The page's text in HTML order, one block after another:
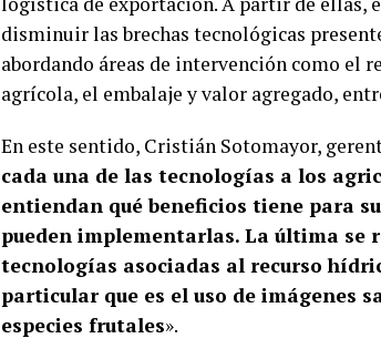
disminuir las brechas tecnológicas
abordando áreas de intervención como el
agrícola, el embalaje y valor agregado,
En este sentido, Cristián Sotomayor,
cada una de las tecnologías a los
entiendan qué beneficios tiene para
pueden implementarlas. La última se
tecnologías asociadas al recurso
particular que es el uso de imágenes
especies frutales».